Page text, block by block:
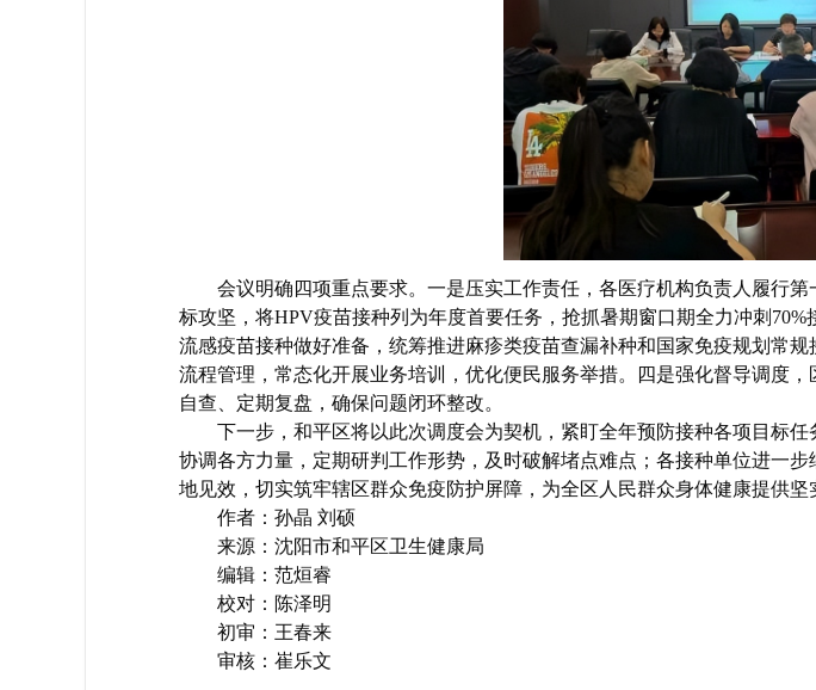
会议明确四项重点要求。一是压实工作责任，各医疗机构负责人履行
标攻坚，将HPV疫苗接种列为年度首要任务，抢抓暑期窗口期全力冲刺
流感疫苗接种做好准备，统筹推进麻疹类疫苗查漏补种和国家免疫规划常
流程管理，常态化开展业务培训，优化便民服务举措。四是强化督导调度
自查、定期复盘，确保问题闭环整改。
下一步，和平区将以此次调度会为契机，紧盯全年预防接种各项目标
协调各方力量，定期研判工作形势，及时破解堵点难点；各接种单位进一
地见效，切实筑牢辖区群众免疫防护屏障，为全区人民群众身体健康提供坚
作者：孙晶 刘硕
来源：沈阳市和平区卫生健康局
编辑：范烜睿
校对：陈泽明
初审：王春来
审核：崔乐文